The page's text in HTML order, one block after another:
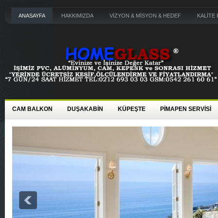
ANASAYFA HAKKIMIZDA VİZYON & MİSYON & HEDEF KALİTE
CAM BALKON DUŞAKABİN KÜPEŞTE PİMAPEN SERVİSİ